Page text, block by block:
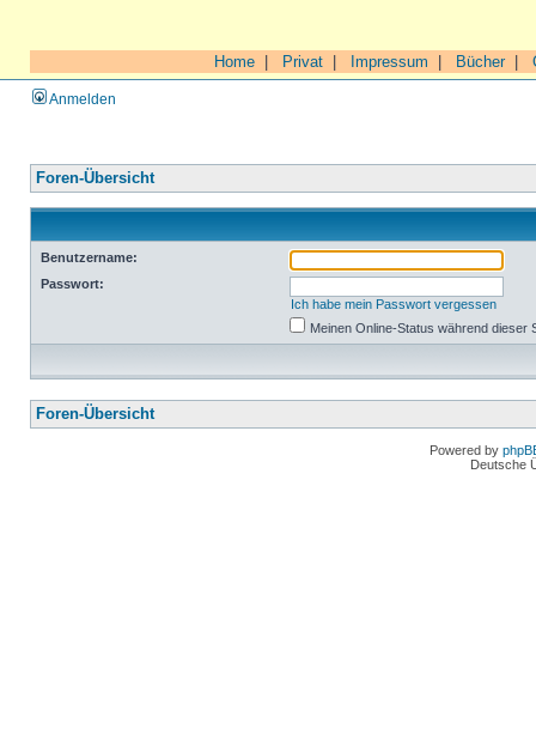
Home Privat Impressum Bücher|
Anmelden
Foren-Übersicht
Benutzername:
Passwort:
Ich habe mein Passwort vergessen
Meinen Online-Status während dieser
Foren-Übersicht
Powered by
Deutsche